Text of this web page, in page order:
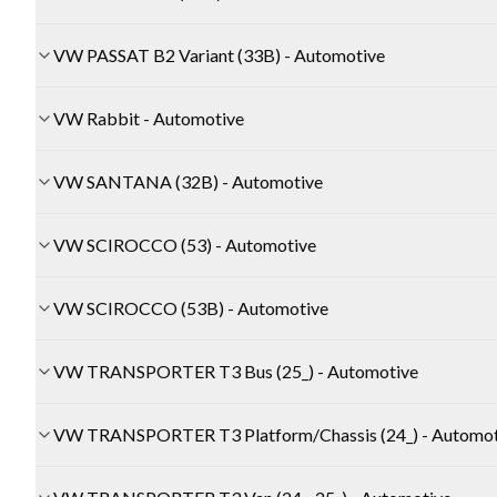
VW PASSAT B2 Variant (33B) - Automotive
VW Rabbit - Automotive
VW SANTANA (32B) - Automotive
VW SCIROCCO (53) - Automotive
VW SCIROCCO (53B) - Automotive
VW TRANSPORTER T3 Bus (25_) - Automotive
VW TRANSPORTER T3 Platform/Chassis (24_) -